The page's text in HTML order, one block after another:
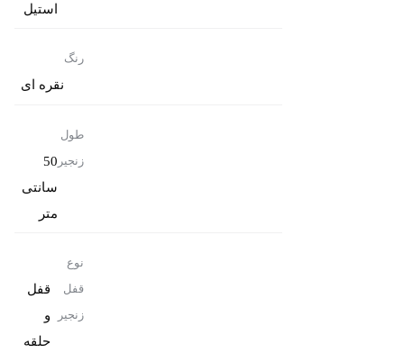
استیل
رنگ
نقره ای
طول
زنجیر 50
سانتی
متر
نوع
قفل
زنجیر
قفل
و
حلقه